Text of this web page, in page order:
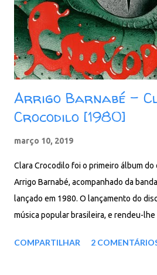
Se Ante O Brasil 10. Mirante Baixar: 92
- REMASTERIZADO Google Drive - Box
4Shared
Arrigo Barnabé -
Crocodilo [1980]
março 10, 2019
Clara Crocodilo foi o primeiro álbum
Arrigo Barnabé, acompanhado da
lançado em 1980. O lançamento do
música popular brasileira, e rendeu-lhe
surgida na música brasileira desde a
COMPARTILHAR 2